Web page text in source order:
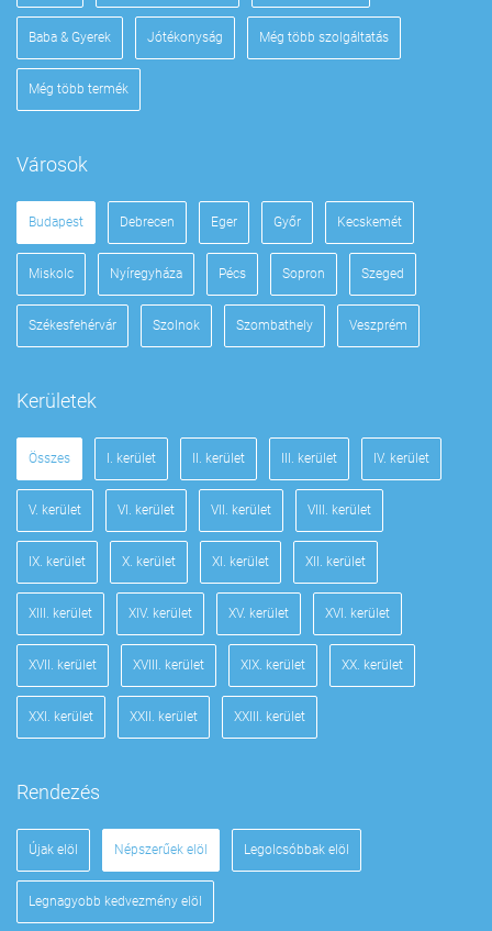
Baba & Gyerek Jótékonyság Még több szolgáltatás
Még több termék
Városok
Budapest Debrecen Eger Győr Kecskemét
Miskolc Nyíregyháza Pécs Sopron Szeged
Székesfehérvár Szolnok Szombathely Veszprém
Kerületek
Összes I. kerület II. kerület III. kerület IV. kerület
V. kerület VI. kerület VII. kerület VIII. kerület
IX. kerület X. kerület XI. kerület XII. kerület
XIII. kerület XIV. kerület XV. kerület XVI. kerület
XVII. kerület XVIII. kerület XIX. kerület XX. kerület
XXI. kerület XXII. kerület XXIII. kerület
Rendezés
Újak elöl Népszerűek elöl Legolcsóbbak elöl
Legnagyobb kedvezmény elöl